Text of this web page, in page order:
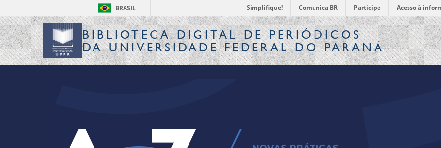
BRASIL Simplifique! Comunica BR Participe Acesso à
BIBLIOTECA DIGITALDE PERIÓDICOS
DA UNIVERSIDADE FEDERAL DO PARANÁ